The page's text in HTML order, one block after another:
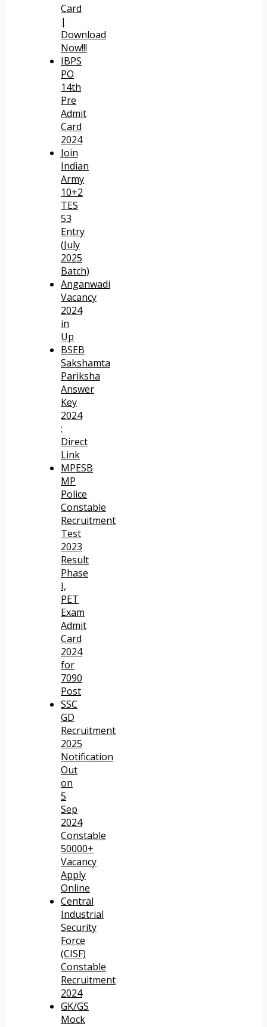
Card
|
Download
Now!!!
IBPS
PO
14th
Pre
Admit
Card
2024
Join
Indian
Army
10+2
TES
53
Entry
(July
2025
Batch)
Anganwadi
Vacancy
2024
in
Up
BSEB
Sakshamta
Pariksha
Answer
Key
2024
:
Direct
Link
MPESB
MP
Police
Constable
Recruitment
Test
2023
Result
Phase
I,
PET
Exam
Admit
Card
2024
for
7090
Post
SSC
GD
Recruitment
2025
Notification
Out
on
5
Sep
2024
Constable
50000+
Vacancy
Apply
Online
Central
Industrial
Security
Force
(CISF)
Constable
Recruitment
2024
GK/GS
Mock